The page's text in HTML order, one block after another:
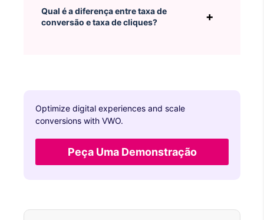
Qual é a diferença entre taxa de
conversão e taxa de cliques?
Optimize digital experiences and scale
conversions with VWO.
Peça Uma Demonstração